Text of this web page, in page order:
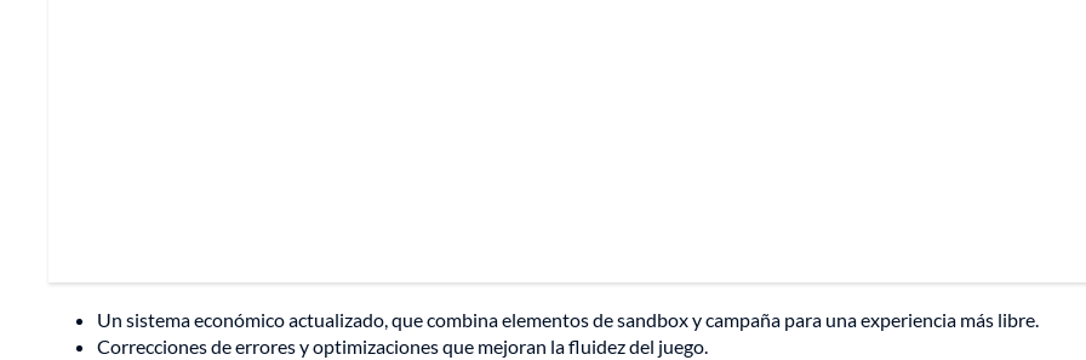
Un sistema económico actualizado, que combina elementos de sandbox y campaña para una experiencia más libre.
Correcciones de errores y optimizaciones que mejoran la fluidez del juego.